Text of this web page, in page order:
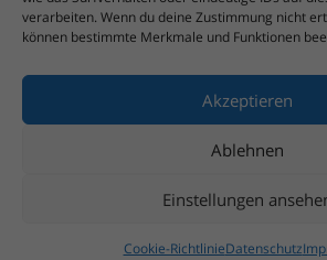
verarbeiten. Wenn du deine Zustimmung nicht
können bestimmte Merkmale und Funktionen
Akzeptieren
Ablehnen
Einstellungen
Cookie-RichtlinieDatenschutz